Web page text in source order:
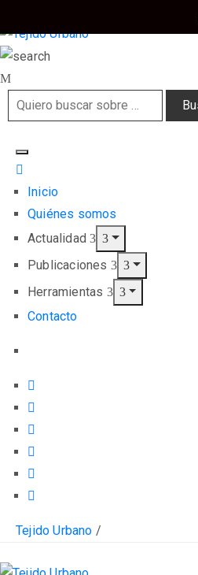
Inicio
Quiénes somos
Actualidad
Publicaciones
Herramientas
Contacto
Tejido Urbano /